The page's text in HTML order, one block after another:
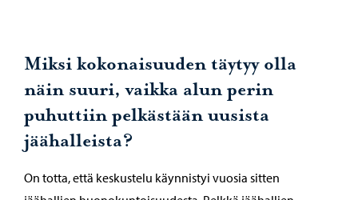
Miksi kokonaisuuden täytyy olla
näin suuri, vaikka alun perin
puhuttiin pelkästään uusista
jäähalleista?
On totta, että keskustelu käynnistyi vuosia sitten